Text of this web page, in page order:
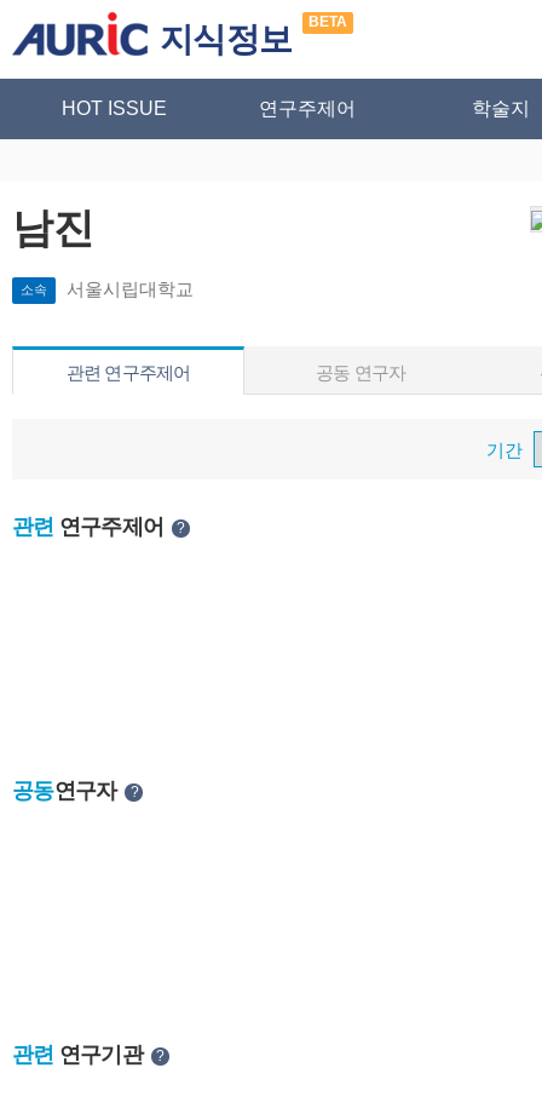
지식정보 BETA
HOT ISSUE 연구주제어 학술지
남진
소속 서울시립대학교
관련 연구주제어 공동 연구자
기간
관련 연구주제어 ?
공동연구자 ?
관련 연구기관 ?